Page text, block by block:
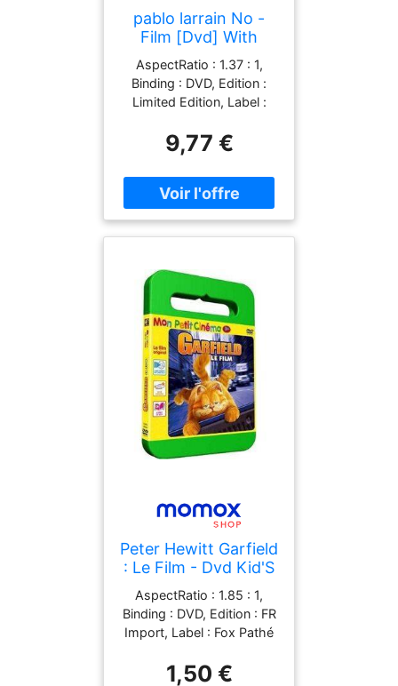
pablo larrain No -
Film [Dvd] With
Limited Edition
Alternative Artwork
[Uk Import]
AspectRatio : 1.37 : 1,
Binding : DVD, Edition :
Limited Edition, Label :
Network, NumberOfDiscs
: 1, NumberOfItems : 1,
Format : PAL, medium :
DVD, releaseDate : 2013-
06-17, runningTime : 113
Castro, Antonia Zegers,
Luis Gnecco, Marcial
Tagle, directors : pablo
larrain
9,77 €
Peter Hewitt Garfield
: Le Film - Dvd Kid'S
Play [Fr Import]
AspectRatio : 1.85 : 1,
Binding : DVD, Edition : FR
Import, Label : Fox Pathé
Pathé Europa,
1,50 €